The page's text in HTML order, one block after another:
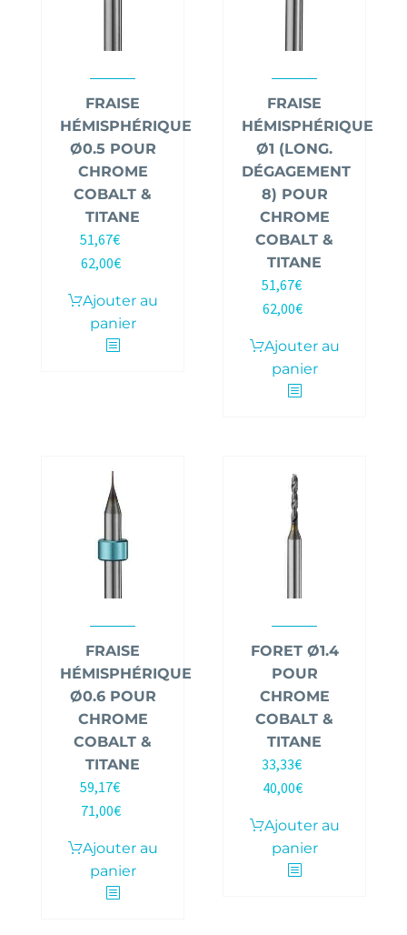
FRAISE
HÉMISPHÉRIQUE
Ø0.5 POUR
CHROME
COBALT &
TITANE
51,67€
62,00€
Ajouter au
panier
FRAISE
HÉMISPHÉRIQUE
Ø1 (LONG.
DÉGAGEMENT
8) POUR
CHROME
COBALT &
TITANE
51,67€
62,00€
Ajouter au
panier
FRAISE
HÉMISPHÉRIQUE
Ø0.6 POUR
CHROME
COBALT &
TITANE
59,17€
71,00€
Ajouter au
panier
FORET Ø1.4
POUR
CHROME
COBALT &
TITANE
33,33€
40,00€
Ajouter au
panier